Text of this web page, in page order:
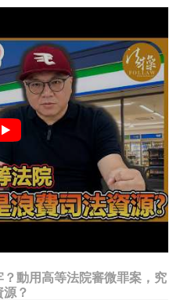
動用高等法院審微罪案，究
？